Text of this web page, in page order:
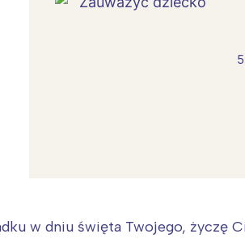
w dniu święta Twojego, życzę